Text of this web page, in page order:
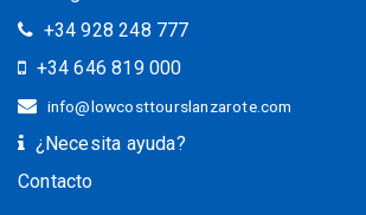
+34 928 248 777
+34 646 819 000
info@lowcosttourslanzarote.com
¿Necesita ayuda?
Contacto